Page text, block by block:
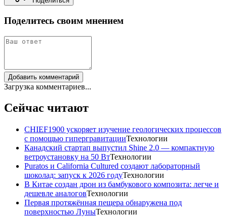
Поделитесь своим мнением
Добавить комментарий
Загрузка комментариев...
Сейчас читают
CHIEF1900 ускоряет изучение геологических процессов
с помощью гипергравитацииТехнологии
Канадский стартап выпустил Shine 2.0 — компактную
ветроустановку на 50 ВтТехнологии
Puratos и California Cultured создают лабораторный
шоколад: запуск к 2026 годуТехнологии
В Китае создан дрон из бамбукового композита: легче и
дешевле аналоговТехнологии
Первая протяжённая пещера обнаружена под
поверхностью ЛуныТехнологии